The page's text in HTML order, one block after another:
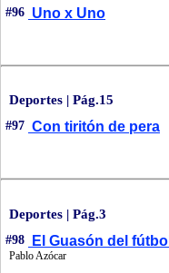
#96 Uno x Uno
Deportes | Pág.15
#97 Con tiritón de pera
Deportes | Pág.3
#98 El Guasón del fútbol
Pablo Azócar